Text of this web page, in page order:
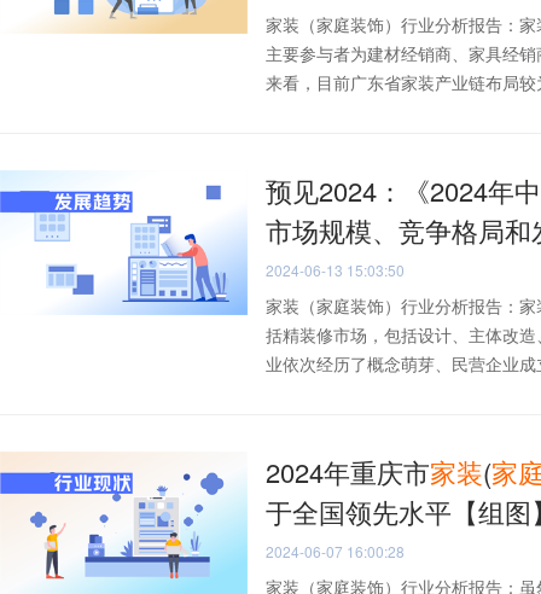
家装（家庭装饰）行业分析报告：
主要参与者为建材经销商、家具经
来看，目前广东省家装产业链布局
预见2024：《2024年
市场规模、竞争格局和
2024-06-13 15:03:50
家装（家庭装饰）行业分析报告：
括精装修市场，包括设计、主体改
业依次经历了概念萌芽、民营企业
2024年重庆市家装(家
于全国领先水平【组图
2024-06-07 16:00:28
家装（家庭装饰）行业分析报告：